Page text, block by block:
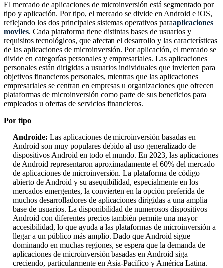
El mercado de aplicaciones de microinversión está segmentado por
tipo y aplicación. Por tipo, el mercado se divide en Android e iOS,
reflejando los dos principales sistemas operativos paraaplicaciones
moviles. Cada plataforma tiene distintas bases de usuarios y
requisitos tecnológicos, que afectan el desarrollo y las características
de las aplicaciones de microinversión. Por aplicación, el mercado se
divide en categorías personales y empresariales. Las aplicaciones
personales están dirigidas a usuarios individuales que invierten para
objetivos financieros personales, mientras que las aplicaciones
empresariales se centran en empresas u organizaciones que ofrecen
plataformas de microinversión como parte de sus beneficios para
empleados u ofertas de servicios financieros.
Por tipo
Androide: Las aplicaciones de microinversión basadas en
Android son muy populares debido al uso generalizado de
dispositivos Android en todo el mundo. En 2023, las aplicaciones
de Android representaron aproximadamente el 60% del mercado
de aplicaciones de microinversión. La plataforma de código
abierto de Android y su asequibilidad, especialmente en los
mercados emergentes, la convierten en la opción preferida de
muchos desarrolladores de aplicaciones dirigidas a una amplia
base de usuarios. La disponibilidad de numerosos dispositivos
Android con diferentes precios también permite una mayor
accesibilidad, lo que ayuda a las plataformas de microinversión a
llegar a un público más amplio. Dado que Android sigue
dominando en muchas regiones, se espera que la demanda de
aplicaciones de microinversión basadas en Android siga
creciendo, particularmente en Asia-Pacífico y América Latina.